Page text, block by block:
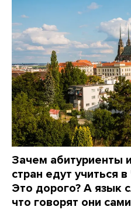
Зачем абитуриенты
стран едут учиться
Это дорого? А язык
что говорят они сами